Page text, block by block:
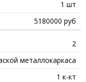
1 шт
5180000 руб
2
металлокаркаса
1 к-кт